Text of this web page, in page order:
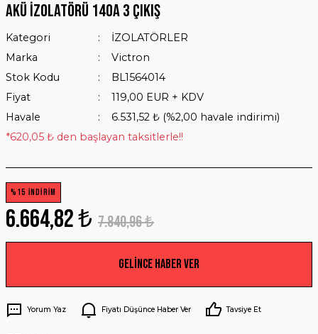
Akü İzolatörü 140A 3 Çıkış
Kategori
İZOLATÖRLER
Marka
Victron
Stok Kodu
BL1564014
Fiyat
119,00 EUR + KDV
Havale
6.531,52 ₺ (%2,00 havale indirimi)
*620,05 ₺ den başlayan taksitlerle!!
%15 İNDİRİM
6.664,82 ₺ 7.840,96 ₺
Gelince Haber Ver
Yorum Yaz Fiyatı Düşünce Haber Ver Tavsiye Et